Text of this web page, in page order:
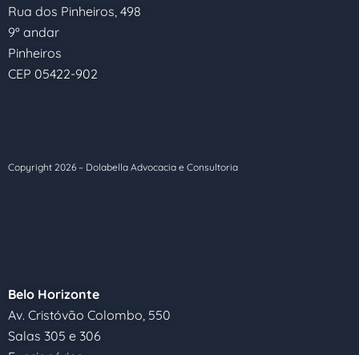
Rua dos Pinheiros, 498
9º andar
Pinheiros
CEP 05422-902
Copyright 2026 – Dolabella Advocacia e Consultoria
Belo Horizonte
Av. Cristóvão Colombo, 550
Salas 305 e 306